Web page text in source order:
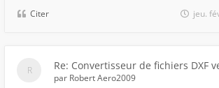
Citer jeu.
Re: Convertisseur de fichiers DXF
par Robert Aero2009